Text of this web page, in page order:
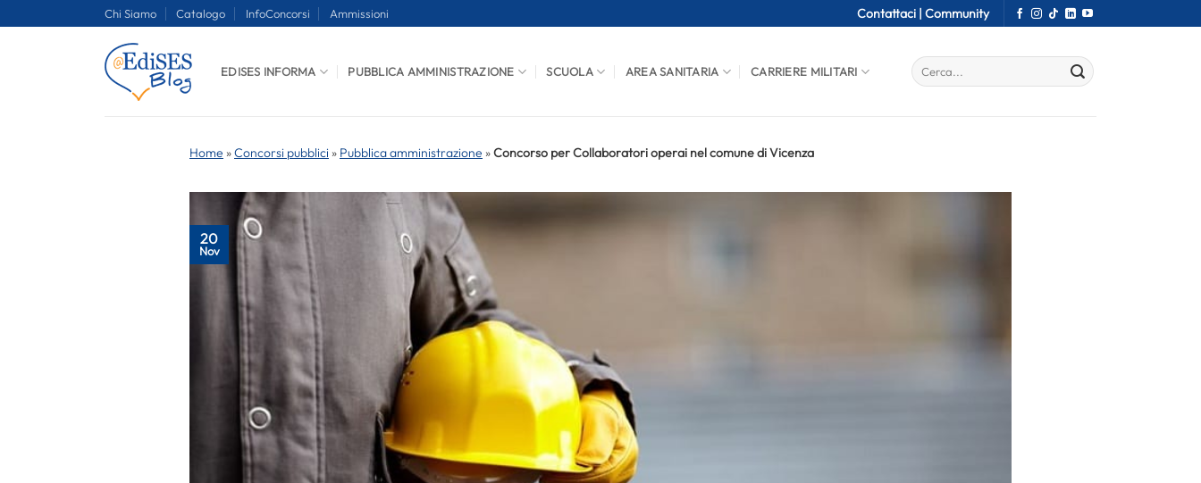
Chi Siamo Catalogo InfoConcorsi Ammissioni Contattaci | Community
EDISES INFORMA PUBBLICA AMMINISTRAZIONE SCUOLA AREA SANITARIA CARRIERE MILITARI
Home »Concorsi pubblici » Pubblica amministrazione »Concorso per Collaboratori operai nel comune di Vicenza
20
Nov